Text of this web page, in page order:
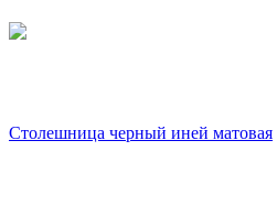
Столешница черный иней матовая